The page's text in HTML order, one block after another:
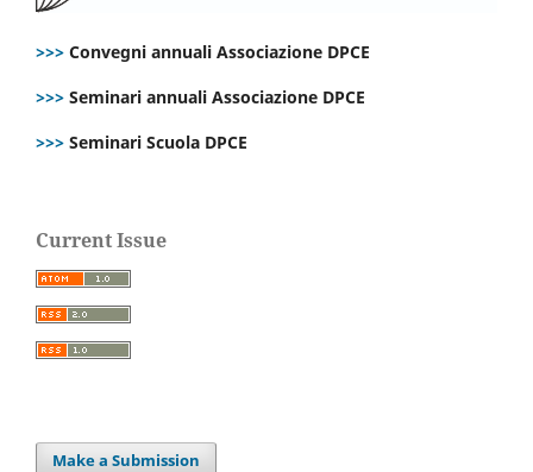
>>> Convegni annuali Associazione DPCE
>>> Seminari annuali Associazione DPCE
>>> Seminari Scuola DPCE
Current Issue
Make a Submission